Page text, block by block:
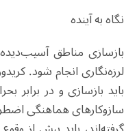
نگاه به آینده
بازسازی مناطق
لرزه‌نگاری انجام شود.
باید بازسازی و در برابر
سازوکارهای هماهنگی